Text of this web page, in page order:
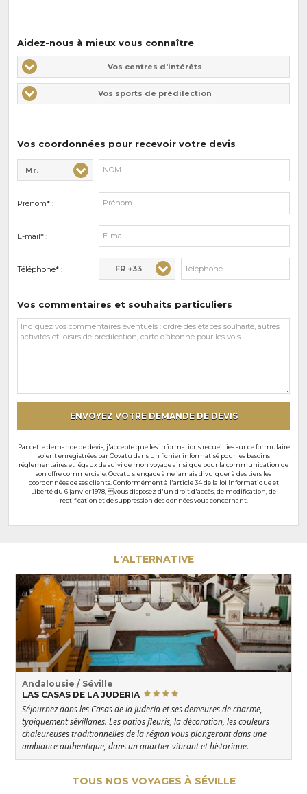
Aidez-nous à mieux vous connaître
Vos
centres
d'intérêts
Vos centres d'intérêts
Vos
sports
Vos sports de prédilection
Vos coordonnées pour recevoir votre devis
Civilité* :
Mr.
Nom* :
Prénom* :
E-mail* :
Téléphone* : FR +33
Vos commentaires et souhaits particuliers
Vos
commentaires
ENVOYEZ VOTRE DEMANDE DE DEVIS
Par cette demande de devis, j'accepte que les informations recueillies sur ce formulaire
soient enregistrées par Oovatu dans un fichier informatisé pour les besoins
réglementaires et légaux de suivi de mon voyage ainsi que pour la communication de
son offre commerciale. Oovatu s'engage à ne jamais divulguer à des tiers les
coordonnées de ses clients. Conformément à l'article 34 de la loi Informatique et
Liberté du 6 janvier 1978, vous disposez d'un droit d'accès, de modification, de
rectification et de suppression des données vous concernant.
L'ALTERNATIVE
Andalousie / Séville
LAS CASAS DE LA JUDERIA
Séjournez dans les Casas de la Juderia et ses demeures de charme,
typiquement sévillanes. Les patios fleuris, la décoration, les couleurs
chaleureuses traditionnelles de la région vous plongeront dans une
ambiance authentique, dans un quartier vibrant et historique.
TOUS NOS VOYAGES À SÉVILLE